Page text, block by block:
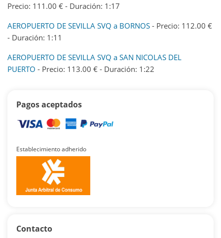
Precio: 111.00 € - Duración: 1:17
AEROPUERTO DE SEVILLA SVQ a BORNOS - Precio: 112.00 €
- Duración: 1:11
AEROPUERTO DE SEVILLA SVQ a SAN NICOLAS DEL
PUERTO - Precio: 113.00 € - Duración: 1:22
Pagos aceptados
Establecimiento adherido
Contacto